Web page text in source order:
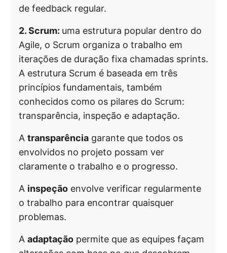
de feedback regular.
2. Scrum: uma estrutura popular dentro do
Agile, o Scrum organiza o trabalho em
iterações de duração fixa chamadas sprints.
A estrutura Scrum é baseada em três
princípios fundamentais, também
conhecidos como os pilares do Scrum:
transparência, inspeção e adaptação.
A transparência garante que todos os
envolvidos no projeto possam ver
claramente o trabalho e o progresso.
A inspeção envolve verificar regularmente
o trabalho para encontrar quaisquer
problemas.
A adaptação permite que as equipes façam